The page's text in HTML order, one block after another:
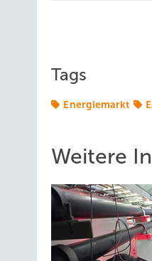
Tags
Energiemarkt
Weitere